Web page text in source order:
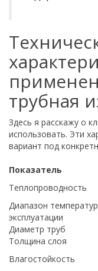
трубная
Здесь я расскажу о
использовать. Эти
вариант под
Показатель
Теплопроводность
Диапазон температур
эксплуатации
Диаметр труб
Толщина слоя
Влагостойкость